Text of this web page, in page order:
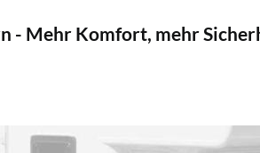
- Mehr Komfort, mehr